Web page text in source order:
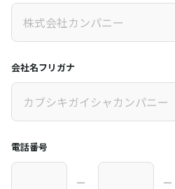
会社名フリガナ
電話番号
― ―